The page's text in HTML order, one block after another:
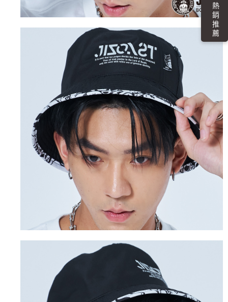
熱 銷 推 薦
３．未成年的使用者請事先徵得法定代理人或監護人之同意方可使用
「AFTEE先享後付」，若未經同意申辦者引起之損失，本公司不負相關責
４．使用「AFTEE先享後付」時，將依據個別帳號之用戶狀況，依本公司即
時審查核予不同之上限額度；若仍有額度不足之情形，本公司將視審查結果
請求用戶進行身份認證。
５．嚴禁一人註冊多個帳號或使用他人資訊註冊。若發現惡意使用之情形，
恩沛科技股份有限公司將有權停止該用戶之使用額度並採取法律行動。
查看運費